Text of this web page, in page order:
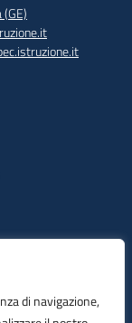
di navigazione,